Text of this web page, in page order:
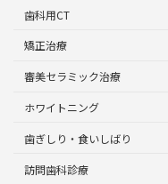
歯科用CT
矯正治療
審美セラミック治療
ホワイトニング
歯ぎしり・食いしばり
訪問歯科診療